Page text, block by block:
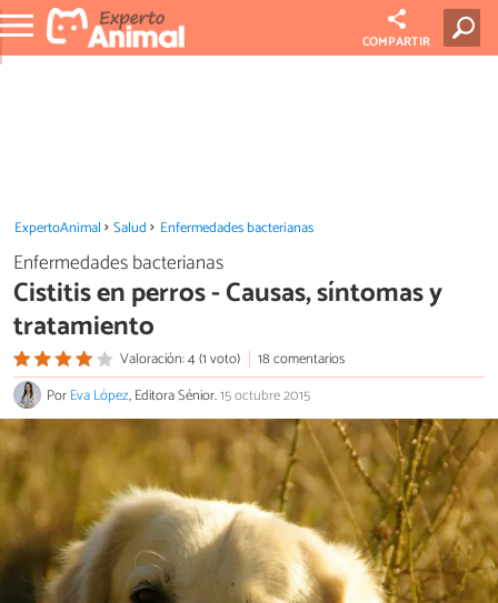
COMPARTIR
ExpertoAnimal Salud Enfermedades bacterianas
Enfermedades bacterianas
Cistitis en perros - Causas, síntomas y
tratamiento
Valoración: 4 (1 voto)
18 comentarios
PorEva López, Editora Sénior.15 octubre 2015